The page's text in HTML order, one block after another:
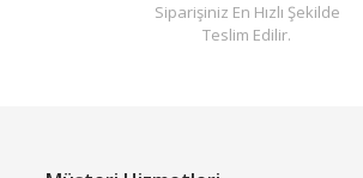
Siparişiniz En Hızlı Şekilde
Teslim Edilir.